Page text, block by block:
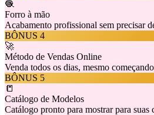
🧶
Forro à mão
Acabamento profissional sem precisar
BÔNUS 4
🚀
Método de Vendas Online
Venda todos os dias, mesmo
BÔNUS 5
📒
Catálogo de Modelos
Catálogo pronto para mostrar para suas